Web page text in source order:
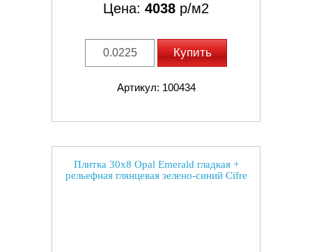
Цена: 4038 р/м2
Купить
Артикул: 100434
Плитка 30x8 Opal Emerald гладкая +
рельефная глянцевая зелено-синий Cifre